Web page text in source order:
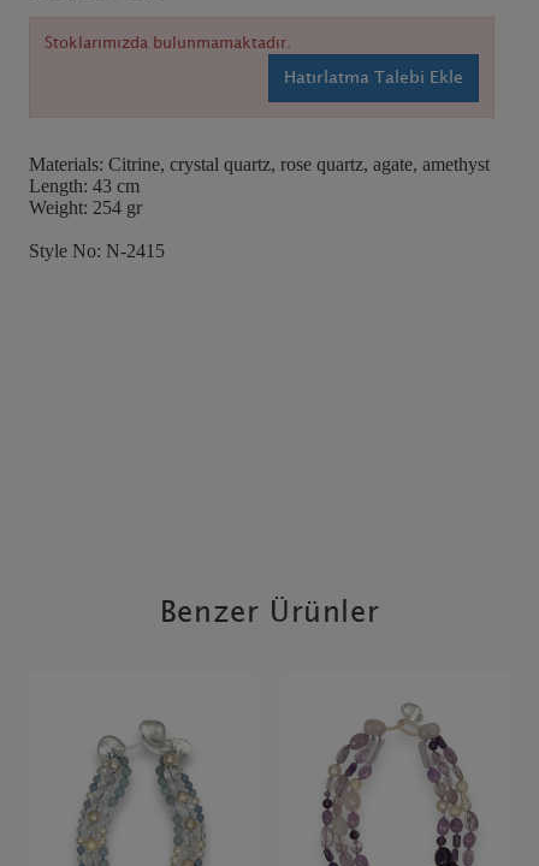
Stoklarımızda bulunmamaktadır.
Hatırlatma Talebi Ekle
Materials: Citrine, crystal quartz, rose quartz, agate, amethyst
Length: 43 cm
Weight: 254 gr
Style No: N-2415
Benzer Ürünler